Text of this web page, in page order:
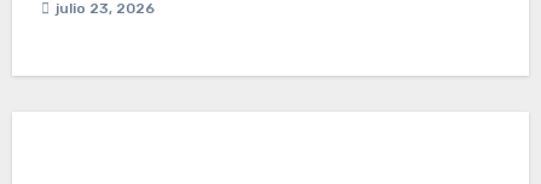
julio 23, 2026